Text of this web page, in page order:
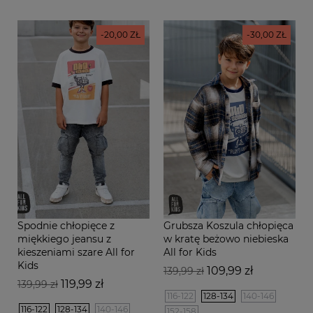
Spodnie chłopięce z
miękkiego jeansu z
kieszeniami szare All for
Kids
Cena
139,99 zł Cena
119,99 zł
-20,00 ZŁ
116-122 128-134 140-146
Grubsza Koszula chłopięca
w kratę beżowo niebieska
All for Kids
Cena
139,99 zł Cena
109,99 zł
-30,00 ZŁ
116-122 128-134
140-146